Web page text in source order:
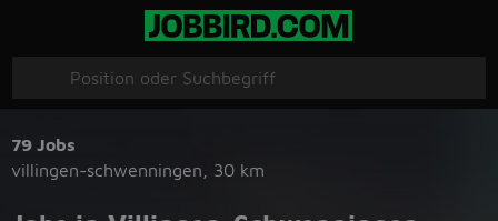
79 Jobs
villingen-schwenningen
30 km